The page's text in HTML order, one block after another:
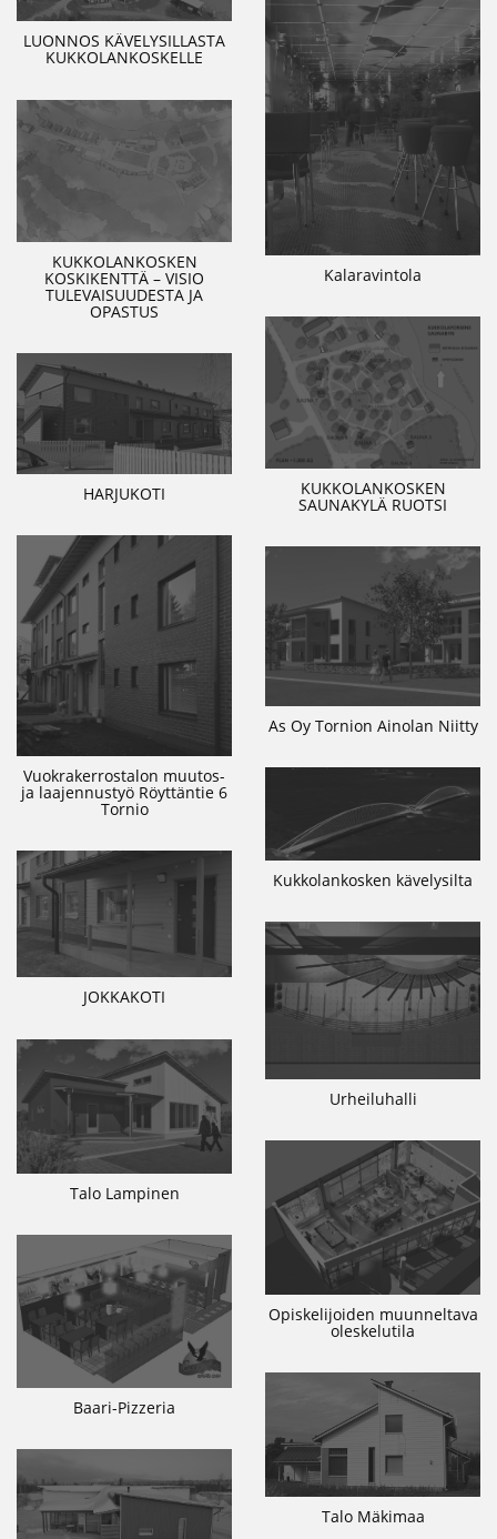
LUONNOS KÄVELYSILLASTA
KUKKOLANKOSKELLE
Kalaravintola
KUKKOLANKOSKEN
KOSKIKENTTÄ – VISIO
TULEVAISUUDESTA JA
OPASTUS
KUKKOLANKOSKEN
SAUNAKYLÄ RUOTSI
HARJUKOTI
Vuokrakerrostalon muutos-
ja laajennustyö Röyttäntie 6
Tornio
As Oy Tornion Ainolan Niitty
Kukkolankosken kävelysilta
JOKKAKOTI
Urheiluhalli
Talo Lampinen
Opiskelijoiden muunneltava
oleskelutila
Baari-Pizzeria
Talo Mäkimaa